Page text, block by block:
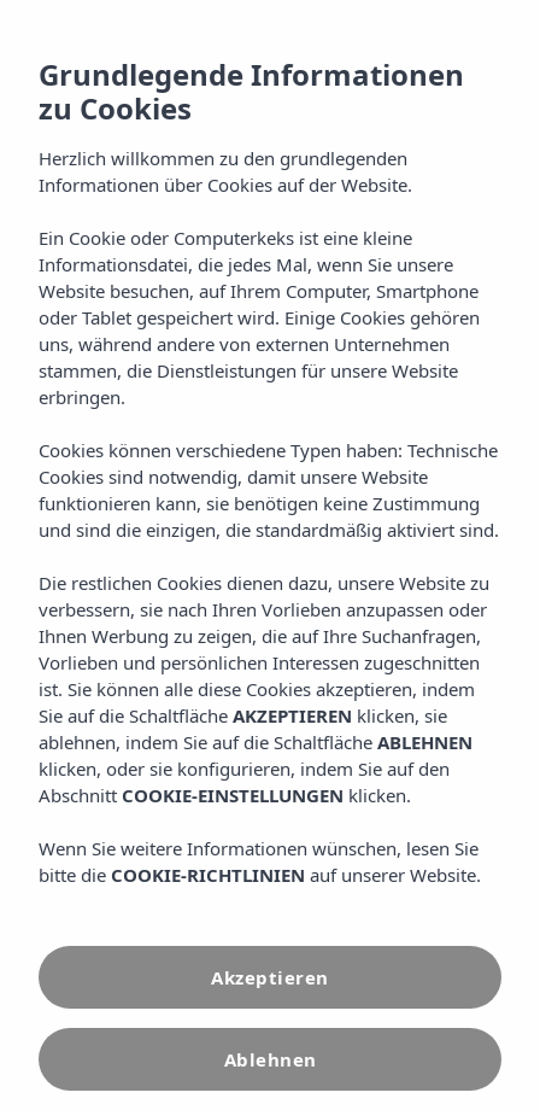
Grundlegende Informationen
zu Cookies
Herzlich willkommen zu den grundlegenden
Informationen über Cookies auf der Website.
Ein Cookie oder Computerkeks ist eine kleine
Informationsdatei, die jedes Mal, wenn Sie unsere
Website besuchen, auf Ihrem Computer, Smartphone
oder Tablet gespeichert wird. Einige Cookies gehören
uns, während andere von externen Unternehmen
stammen, die Dienstleistungen für unsere Website
erbringen.
Cookies können verschiedene Typen haben: Technische
Cookies sind notwendig, damit unsere Website
funktionieren kann, sie benötigen keine Zustimmung
und sind die einzigen, die standardmäßig aktiviert sind.
Die restlichen Cookies dienen dazu, unsere Website zu
verbessern, sie nach Ihren Vorlieben anzupassen oder
Ihnen Werbung zu zeigen, die auf Ihre Suchanfragen,
Vorlieben und persönlichen Interessen zugeschnitten
ist. Sie können alle diese Cookies akzeptieren, indem
Sie auf die Schaltfläche AKZEPTIEREN klicken, sie
ablehnen, indem Sie auf die Schaltfläche ABLEHNEN
klicken, oder sie konfigurieren, indem Sie auf den
Abschnitt COOKIE-EINSTELLUNGEN klicken.
Wenn Sie weitere Informationen wünschen, lesen Sie
bitte die COOKIE-RICHTLINIEN auf unserer Website.
Ablehnen
Akzeptieren